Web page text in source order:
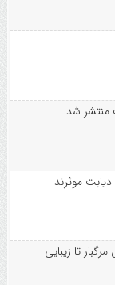
شد
موثرند
تا زیبایی